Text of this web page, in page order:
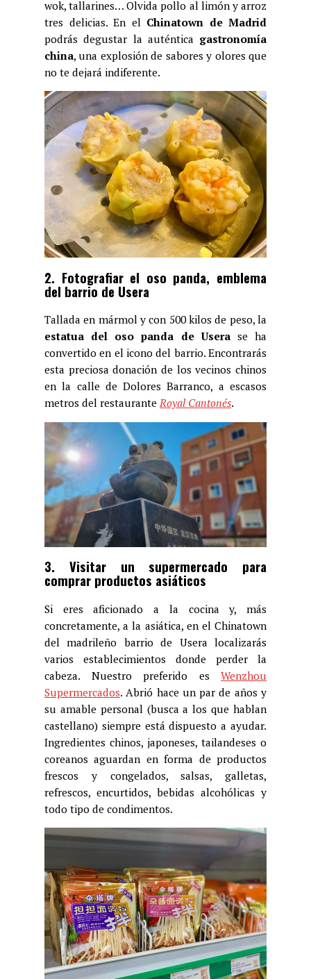
wok, tallarines… Olvida pollo al limón y arroz
tres delicias. En el Chinatown de Madrid
podrás degustar la auténtica gastronomía
china, una explosión de sabores y olores que
no te dejará indiferente.
2. Fotografiar el oso panda, emblema
del barrio de Usera
Tallada en mármol y con 500 kilos de peso, la
estatua del oso panda de Userase ha
convertido en el icono del barrio. Encontrarás
esta preciosa donación de los vecinos chinos
en la calle de Dolores Barranco, a escasos
metros del restauranteRoyal Cantonés.
3. Visitar un supermercado para
comprar productos asiáticos
Si eres aficionado a la cocina y, más
concretamente, a la asiática, en el Chinatown
del madrileño barrio de Usera localizarás
varios establecimientos donde perder la
cabeza. Nuestro preferido es Wenzhou
Supermercados. Abrió hace un par de años y
su amable personal (busca a los que hablan
castellano) siempre está dispuesto a ayudar.
Ingredientes chinos, japoneses, tailandeses o
coreanos aguardan en forma de productos
frescos y congelados, salsas, galletas,
refrescos, encurtidos, bebidas alcohólicas y
todo tipo de condimentos.